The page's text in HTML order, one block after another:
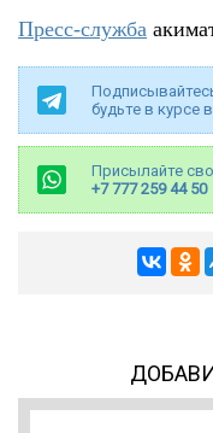
Пресс-служба
будьте в курсе
Присылайте
+7 777 259 44 50